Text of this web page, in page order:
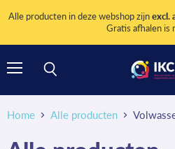
Alle producten in deze webshop zijnexcl.
Gratis afhalen is
Home Alle producten